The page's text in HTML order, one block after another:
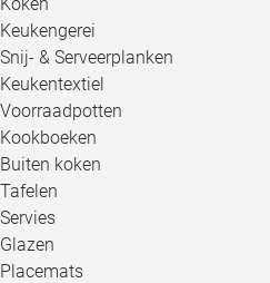
Keukengerei
Snij- & Serveerplanken
Keukentextiel
Voorraadpotten
Kookboeken
Buiten koken
Tafelen
Servies
Glazen
Placemats